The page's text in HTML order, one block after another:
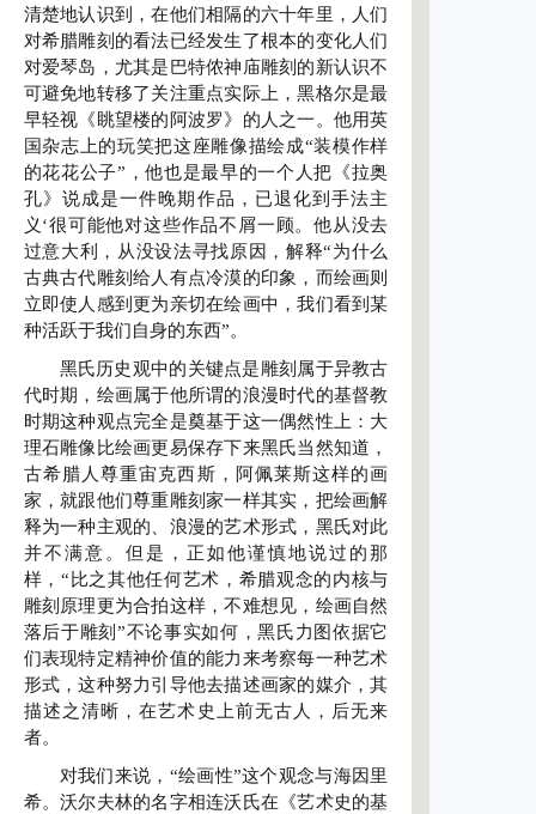
清楚地认识到，在他们相隔的六十年里，人们
对希腊雕刻的看法已经发生了根本的变化人们
对爱琴岛，尤其是巴特侬神庙雕刻的新认识不
可避免地转移了关注重点实际上，黑格尔是最
早轻视《眺望楼的阿波罗》的人之一。他用英
国杂志上的玩笑把这座雕像描绘成“装模作样
的花花公子”，他也是最早的一个人把《拉奥
孔》说成是一件晚期作品，已退化到手法主
义‘很可能他对这些作品不屑一顾。他从没去
过意大利，从没设法寻找原因，解释“为什么
古典古代雕刻给人有点冷漠的印象，而绘画则
立即使人感到更为亲切在绘画中，我们看到某
种活跃于我们自身的东西”。
黑氏历史观中的关键点是雕刻属于异教古
代时期，绘画属于他所谓的浪漫时代的基督教
时期这种观点完全是奠基于这一偶然性上：大
理石雕像比绘画更易保存下来黑氏当然知道，
古希腊人尊重宙克西斯，阿佩莱斯这样的画
家，就跟他们尊重雕刻家一样其实，把绘画解
释为一种主观的、浪漫的艺术形式，黑氏对此
并不满意。但是，正如他谨慎地说过的那
样，“比之其他任何艺术，希腊观念的内核与
雕刻原理更为合拍这样，不难想见，绘画自然
落后于雕刻”不论事实如何，黑氏力图依据它
们表现特定精神价值的能力来考察每一种艺术
形式，这种努力引导他去描述画家的媒介，其
描述之清晰，在艺术史上前无古人，后无来
者。
对我们来说，“绘画性”这个观念与海因里
希。沃尔夫林的名字相连沃氏在《艺术史的基